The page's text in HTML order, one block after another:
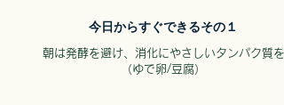
​今日からすぐできるその１
​朝は発酵を避け、消化にやさしいタンパク質を
（ゆで卵/豆腐）